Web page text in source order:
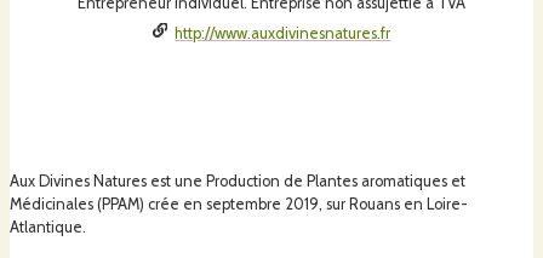
http://www.auxdivinesnatures.fr
Aux Divines Natures est une Production de Plantes aromatiques et
Médicinales (PPAM) crée en septembre 2019, sur Rouans en Loire-
Atlantique.